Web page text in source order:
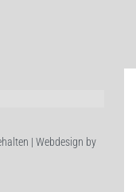
| Webdesign by